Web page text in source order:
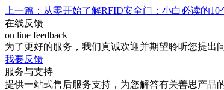
上一篇：从零开始了解RFID安全门：小白必读的10
在线反馈
on line feedback
为了更好的服务，我们真诚欢迎并期望聆听您提出
我要反馈
服务与支持
提供一站式售后服务支持，为您解答有关善思产品